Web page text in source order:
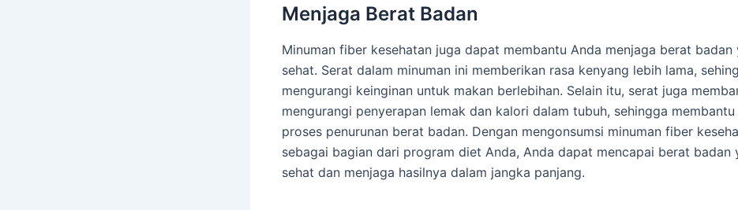
Menjaga Berat Badan
Minuman fiber kesehatan juga dapat membantu Anda menjaga berat badan
sehat. Serat dalam minuman ini memberikan rasa kenyang lebih lama,
mengurangi keinginan untuk makan berlebihan. Selain itu, serat juga
mengurangi penyerapan lemak dan kalori dalam tubuh, sehingga membantu
proses penurunan berat badan. Dengan mengonsumsi minuman fiber
sebagai bagian dari program diet Anda, Anda dapat mencapai berat badan
sehat dan menjaga hasilnya dalam jangka panjang.